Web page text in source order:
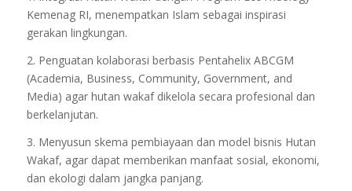
Kemenag RI, menempatkan Islam sebagai inspirasi
gerakan lingkungan.
2. Penguatan kolaborasi berbasis Pentahelix ABCGM
(Academia, Business, Community, Government, and
Media) agar hutan wakaf dikelola secara profesional dan
berkelanjutan.
3. Menyusun skema pembiayaan dan model bisnis Hutan
Wakaf, agar dapat memberikan manfaat sosial, ekonomi,
dan ekologi dalam jangka panjang.